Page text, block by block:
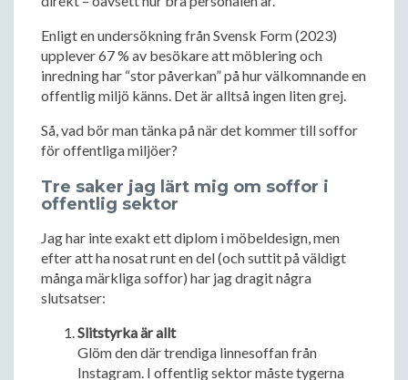
Enligt en undersökning från Svensk Form (2023)
upplever 67 % av besökare att möblering och
inredning har “stor påverkan” på hur välkomnande en
offentlig miljö känns. Det är alltså ingen liten grej.
Så, vad bör man tänka på när det kommer till soffor
för offentliga miljöer?
Tre saker jag lärt mig om soffor i
offentlig sektor
Jag har inte exakt ett diplom i möbeldesign, men
efter att ha nosat runt en del (och suttit på väldigt
många märkliga soffor) har jag dragit några
slutsatser:
Slitstyrka är allt
Glöm den där trendiga linnesoffan från
Instagram. I offentlig sektor måste tygerna